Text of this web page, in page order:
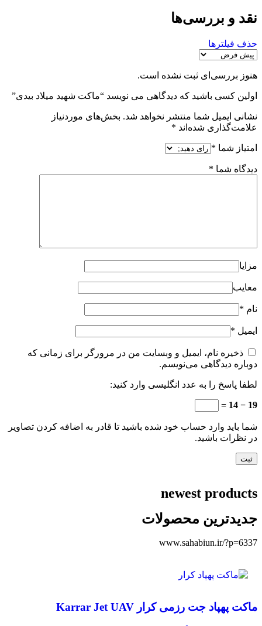
نقد و بررسی‌ها
حذف فیلترها
هنوز بررسی‌ای ثبت نشده است.
اولین کسی باشید که دیدگاهی می نویسد “ماکت شهید میلاد بیدی”
نشانی ایمیل شما منتشر نخواهد شد. بخش‌های موردنیاز
علامت‌گذاری شده‌اند *
امتیاز شما *
دیدگاه شما *
مزایا
معایب
نام *
ایمیل *
ذخیره نام، ایمیل و وبسایت من در مرورگر برای زمانی که
دوباره دیدگاهی می‌نویسم.
لطفا پاسخ را به عدد انگلیسی وارد کنید:
19 − 14 =
شما باید وارد حساب خود شده باشید تا قادر به اضافه کردن تصاویر
در نظرات باشید.
newest products
جدیدترین محصولات
www.sahabiun.ir/?p=6337
مشاهده سریع
ماکت پهپاد جت رزمی کرار Karrar Jet UAV